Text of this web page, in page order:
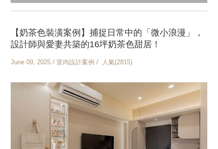
【奶茶色裝潢案例】捕捉日常中的「微小浪漫」，
設計師與愛妻共築的16坪奶茶色甜居！
June 09, 2025 / 室內設計案例 / 人氣(2815)